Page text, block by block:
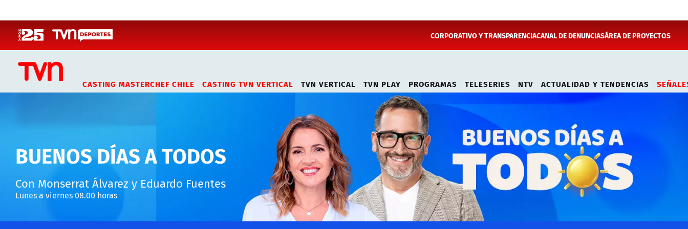
CORPORATIVO Y TRANSPARENCIACANAL DE DENUNCIASÁREA DE PROYECTOS
CASTING MASTERCHEF CHILE CASTING TVN VERTICAL TVN VERTICAL TVN PLAY PROGRAMAS TELESERIES NTV ACTUALIDAD Y TENDENCIAS
BUENOS DÍAS A TODOS
Con Monserrat Álvarez y Eduardo Fuentes
Lunes a viernes 08.00 horas